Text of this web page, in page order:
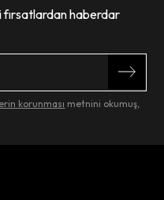
haberdar
korunması metnini okumuş,